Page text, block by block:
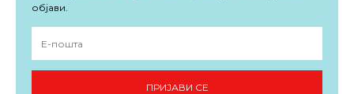
објави.
ПРИЈАВИ СЕ